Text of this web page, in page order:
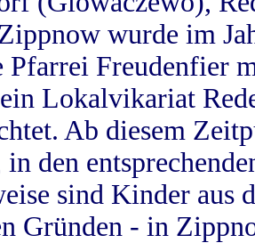
wurde im
Pfarrei Freudenfier
Lokalvikariat
Ab diesem
in den
sind Kinder aus
Gründen - in